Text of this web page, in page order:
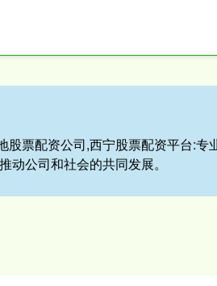
股票配资公司,西宁股票配资平台:专
公司和社会的共同发展。